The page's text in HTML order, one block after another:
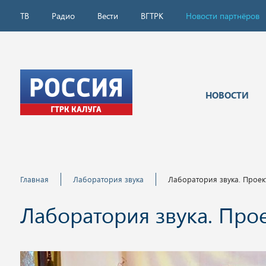
ТВ Радио Вести ВГТРК Новости партнёров
НОВОСТИ
Главная Лаборатория звука Лаборатория звука.
Лаборатория звука.